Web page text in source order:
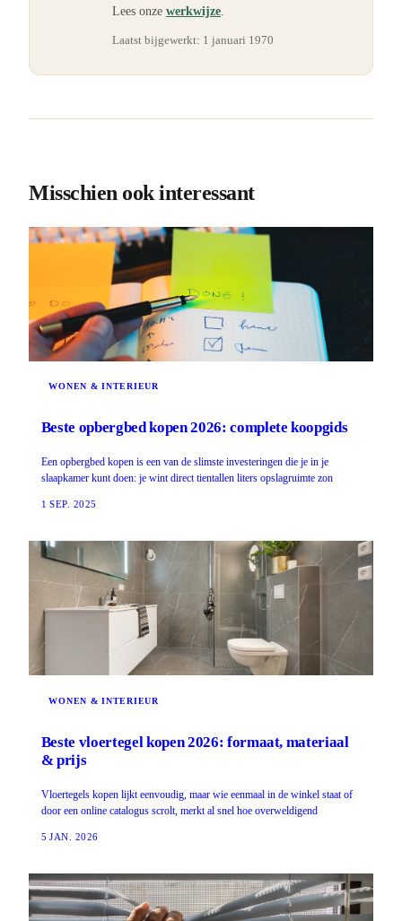
Lees onze werkwijze
Laatst bijgewerkt: 1 januari 1970
Misschien ook interessant
WONEN & INTERIEUR
Beste opbergbed kopen 2026: complete koopgids
Een opbergbed kopen is een van de slimste investeringen die je in je
slaapkamer kunt doen: je wint direct tientallen liters opslagruimte zon
1 SEP. 2025
WONEN & INTERIEUR
Beste vloertegel kopen 2026: formaat, materiaal
& prijs
Vloertegels kopen lijkt eenvoudig, maar wie eenmaal in de winkel staat of
door een online catalogus scrolt, merkt al snel hoe overweldigend
5 JAN. 2026